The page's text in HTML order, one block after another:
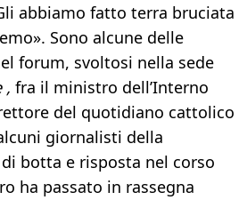
abbiamo fatto terra bruciata
Sono alcune delle
forum, svoltosi nella sede
, fra il ministro dell’Interno
del quotidiano cattolico
giornalisti della
botta e risposta nel corso
ha passato in rassegna